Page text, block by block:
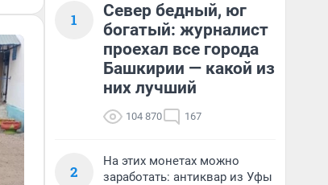
1
Север бедный, юг
богатый: журналист
проехал все города
Башкирии — какой из
них лучший
104 870 167
2
На этих монетах можно
заработать: антиквар из Уфы